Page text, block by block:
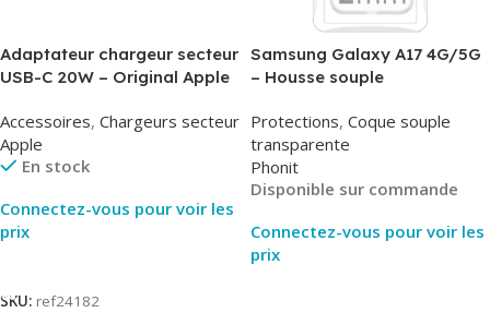
Adaptateur chargeur secteur
USB-C 20W – Original Apple
Accessoires, Chargeurs secteur
Apple
En stock
Connectez-vous pour voir les
prix
SKU: ref24182
Samsung Galaxy A17 4G/5G
– Housse souple
Protections, Coque souple
transparente
Phonit
Disponible sur commande
Connectez-vous pour voir les
prix